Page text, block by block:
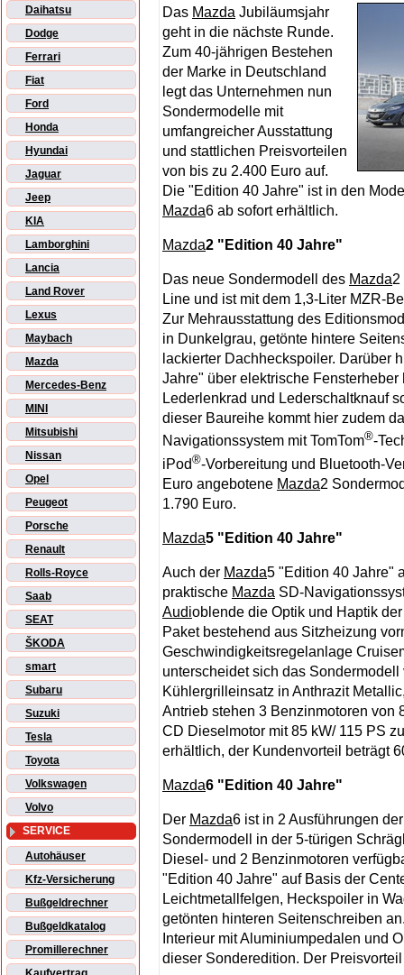
Daihatsu
Dodge
Ferrari
Fiat
Ford
Honda
Hyundai
Jaguar
Jeep
KIA
Lamborghini
Lancia
Land Rover
Lexus
Maybach
Mazda
Mercedes-Benz
MINI
Mitsubishi
Nissan
Opel
Peugeot
Porsche
Renault
Rolls-Royce
Saab
SEAT
ŠKODA
smart
Subaru
Suzuki
Tesla
Toyota
Volkswagen
Volvo
SERVICE
Autohäuser
Kfz-Versicherung
Bußgeldrechner
Bußgeldkatalog
Promillerechner
Das Mazda Jubiläumsjahr
geht in die nächste Runde.
Zum 40-jährigen Bestehen
der Marke in Deutschland
legt das Unternehmen nun
Sondermodelle mit
umfangreicher Ausstattung
und stattlichen Preisvorteilen
von bis zu 2.400 Euro auf.
Die "Edition 40 Jahre" ist in den
Mazda6 ab sofort erhältlich.
Mazda2 "Edition 40 Jahre"
Das neue Sondermodell des Mazda2
Line und ist mit dem 1,3-Liter MZR-
Zur Mehrausstattung des
in Dunkelgrau, getönte hintere
lackierter Dachheckspoiler. Darüber
Jahre" über elektrische
Lederlenkrad und Lederschaltknauf
dieser Baureihe kommt hier zudem
Navigationssystem mit TomTom®-
iPod®-Vorbereitung und Bluetooth-
Euro angebotene Mazda2
1.790 Euro.
Mazda5 "Edition 40 Jahre"
Auch der Mazda5 "Edition 40 Jahre"
praktische Mazda SD-
Audioblende die Optik und Haptik
Paket bestehend aus Sitzheizung
Geschwindigkeitsregelanlage
unterscheidet sich das
Kühlergrilleinsatz in Anthrazit
Antrieb stehen 3 Benzinmotoren von
CD Dieselmotor mit 85 kW/ 115 PS
erhältlich, der Kundenvorteil beträgt
Mazda6 "Edition 40 Jahre"
Der Mazda6 ist in 2 Ausführungen
Sondermodell in der 5-türigen
Diesel- und 2 Benzinmotoren
"Edition 40 Jahre" auf Basis der
Leichtmetallfelgen, Heckspoiler in
getönten hinteren Seitenschreiben
Interieur mit Aluminiumpedalen und
dieser Sonderedition. Der